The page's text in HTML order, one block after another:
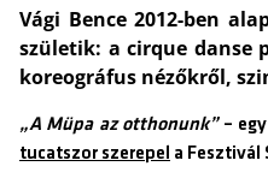
Vági Bence 2012-ben
születik: a cirque danse
koreográfus nézőkről,
„A Müpa az otthonunk” –
tucatszor szerepel a